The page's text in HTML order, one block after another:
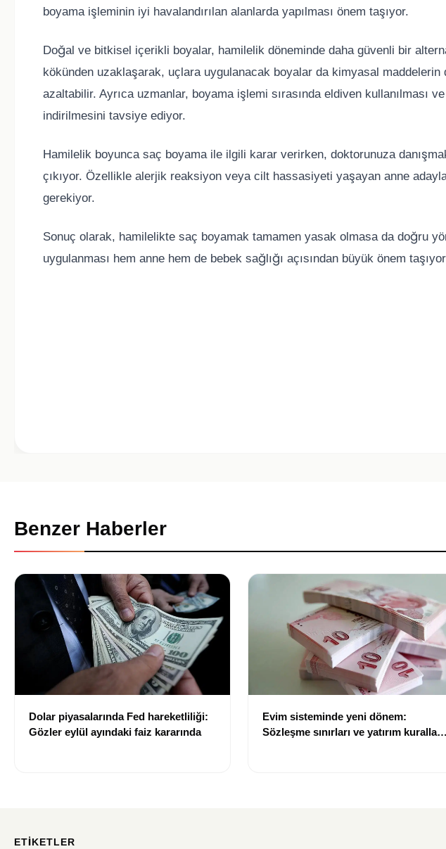
boyama işleminin iyi havalandırılan alanlarda yapılması önem taşıyor.
Doğal ve bitkisel içerikli boyalar, hamilelik döneminde daha güvenli bir
kökünden uzaklaşarak, uçlara uygulanacak boyalar da kimyasal maddelerin
azaltabilir. Ayrıca uzmanlar, boyama işlemi sırasında eldiven kullanılması
indirilmesini tavsiye ediyor.
Hamilelik boyunca saç boyama ile ilgili karar verirken, doktorunuza
çıkıyor. Özellikle alerjik reaksiyon veya cilt hassasiyeti yaşayan anne
gerekiyor.
Sonuç olarak, hamilelikte saç boyamak tamamen yasak olmasa da doğru
uygulanması hem anne hem de bebek sağlığı açısından büyük önem
Benzer Haberler
Dolar piyasalarında Fed hareketliliği:
Gözler eylül ayındaki faiz kararında
Evim sisteminde yeni dönem:
Sözleşme sınırları ve yatırım kuralları
ETIKETLER